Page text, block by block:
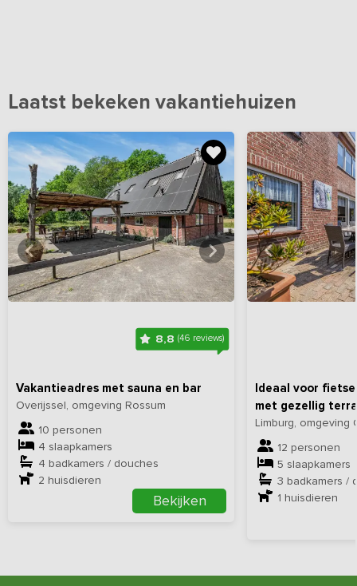
Laatst bekeken vakantiehuizen
8,8 (46 reviews)
Vakantieadres met sauna en bar
Overijssel, omgeving Rossum
10 personen
4 slaapkamers
4 badkamers / douches
2 huisdieren
Bekijken
Bekijkhieralle foto's
Ideaal voor
met gezellig
Limburg, omgeving
12 personen
5 slaapkamers
3 badkamers /
1 huisdieren
Bekijk